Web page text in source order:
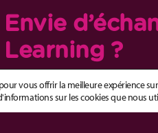
Envie
Learning ?
Pour les demandes de
ci-dessous pour être
vous offrir la meilleure expérience
sur les cookies que nous